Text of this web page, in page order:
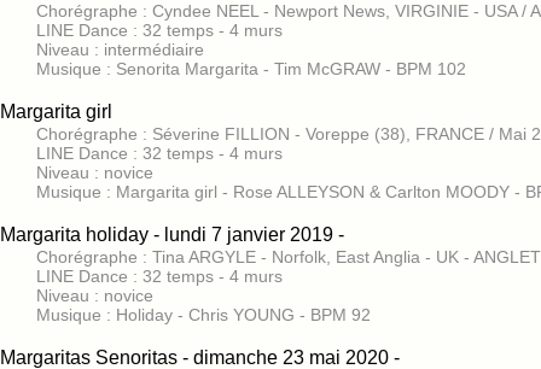
Chorégraphe : Cyndee NEEL - Newport News, VIRGINIE - USA /
LINE Dance : 32 temps - 4 murs
Niveau : intermédiaire
Musique : Senorita Margarita - Tim McGRAW - BPM 102
Margarita girl
Chorégraphe : Séverine FILLION - Voreppe (38), FRANCE / Mai
LINE Dance : 32 temps - 4 murs
Niveau : novice
Musique : Margarita girl - Rose ALLEYSON & Carlton MOODY -
Margarita holiday - lundi 7 janvier 2019 -
Chorégraphe : Tina ARGYLE - Norfolk, East Anglia - UK -
LINE Dance : 32 temps - 4 murs
Niveau : novice
Musique : Holiday - Chris YOUNG - BPM 92
Margaritas Senoritas - dimanche 23 mai 2020 -